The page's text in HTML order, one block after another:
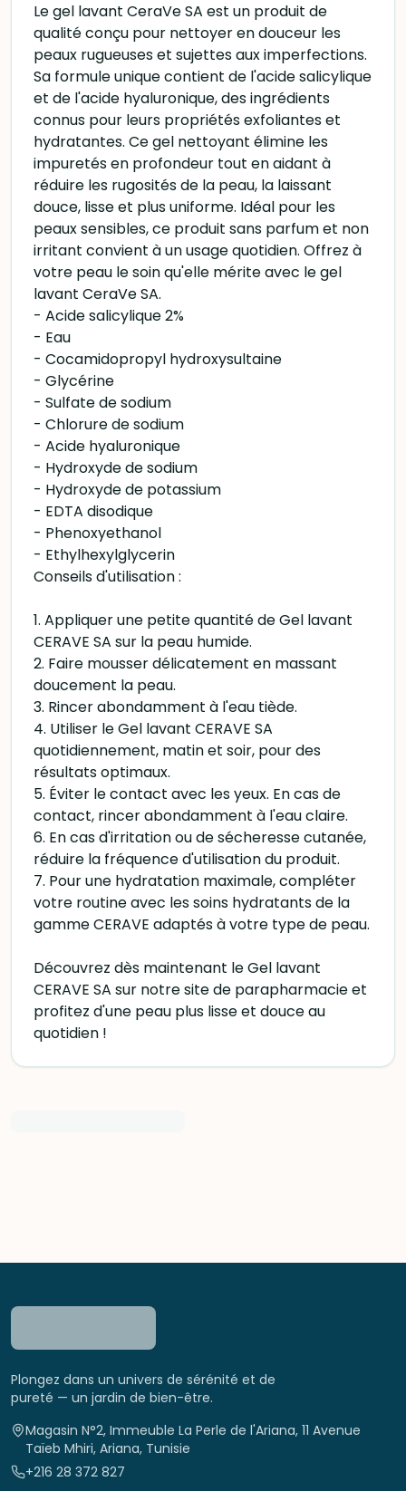
Le gel lavant CeraVe SA est un produit de
qualité conçu pour nettoyer en douceur les
peaux rugueuses et sujettes aux imperfections.
Sa formule unique contient de l'acide salicylique
et de l'acide hyaluronique, des ingrédients
connus pour leurs propriétés exfoliantes et
hydratantes. Ce gel nettoyant élimine les
impuretés en profondeur tout en aidant à
réduire les rugosités de la peau, la laissant
douce, lisse et plus uniforme. Idéal pour les
peaux sensibles, ce produit sans parfum et non
irritant convient à un usage quotidien. Offrez à
votre peau le soin qu'elle mérite avec le gel
lavant CeraVe SA.
- Acide salicylique 2%
- Eau
- Cocamidopropyl hydroxysultaine
- Glycérine
- Sulfate de sodium
- Chlorure de sodium
- Acide hyaluronique
- Hydroxyde de sodium
- Hydroxyde de potassium
- EDTA disodique
- Phenoxyethanol
- Ethylhexylglycerin
Conseils d'utilisation :
1. Appliquer une petite quantité de Gel lavant
CERAVE SA sur la peau humide.
2. Faire mousser délicatement en massant
doucement la peau.
3. Rincer abondamment à l'eau tiède.
4. Utiliser le Gel lavant CERAVE SA
quotidiennement, matin et soir, pour des
résultats optimaux.
5. Éviter le contact avec les yeux. En cas de
contact, rincer abondamment à l'eau claire.
6. En cas d'irritation ou de sécheresse cutanée,
réduire la fréquence d'utilisation du produit.
7. Pour une hydratation maximale, compléter
votre routine avec les soins hydratants de la
gamme CERAVE adaptés à votre type de peau.
Découvrez dès maintenant le Gel lavant
CERAVE SA sur notre site de parapharmacie et
profitez d'une peau plus lisse et douce au
quotidien !
Plongez dans un univers de sérénité et de
pureté — un jardin de bien-être.
Magasin N°2, Immeuble La Perle de l'Ariana, 11 Avenue
Taïeb Mhiri, Ariana, Tunisie
+216 28 372 827